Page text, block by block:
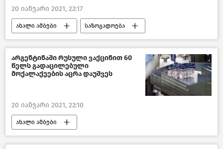
20 იანვარი 2021, 22:17
ახალი ამბები საზოგადოება
საქართველო
არგენტინაში რუსული ვაქცინით 60
წელს გადაცილებული
მოქალაქეების აცრა დაუშვეს
20 იანვარი 2021, 22:10
ახალი ამბები
მსოფლიოს ახალი ამბები